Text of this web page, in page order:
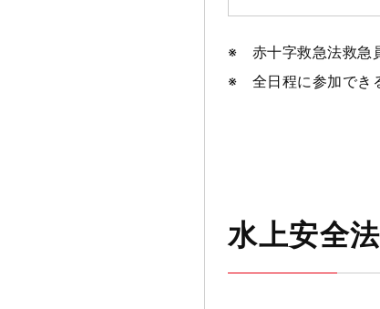
※ 赤十字救急法救急
※ 全日程に参加でき
水上安全法